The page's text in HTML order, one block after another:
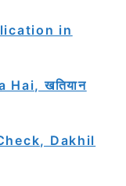
in
खतियान
Dakhil